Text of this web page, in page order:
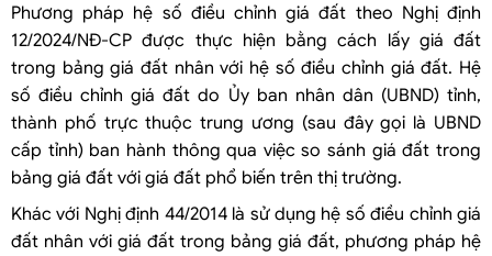
Phương pháp hệ số điều chỉnh giá đất theo Nghị định
12/2024/NĐ-CP được thực hiện bằng cách lấy giá đất
trong bảng giá đất nhân với hệ số điều chỉnh giá đất. Hệ
số điều chỉnh giá đất do Ủy ban nhân dân (UBND) tỉnh,
thành phố trực thuộc trung ương (sau đây gọi là UBND
cấp tỉnh) ban hành thông qua việc so sánh giá đất trong
bảng giá đất với giá đất phổ biến trên thị trường.
Khác với Nghị định 44/2014 là sử dụng hệ số điều chỉnh giá
đất nhân với giá đất trong bảng giá đất, phương pháp hệ